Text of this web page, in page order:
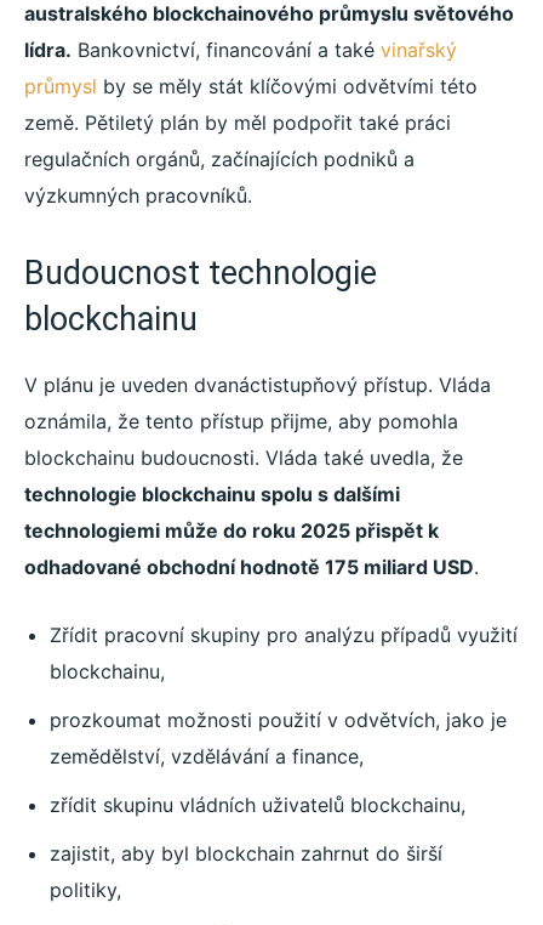
australského blockchainového průmyslu světového
lídra. Bankovnictví, financování a také vinařský
průmysl by se měly stát klíčovými odvětvími této
země. Pětiletý plán by měl podpořit také práci
regulačních orgánů, začínajících podniků a
výzkumných pracovníků.
Budoucnost technologie
blockchainu
V plánu je uveden dvanáctistupňový přístup. Vláda
oznámila, že tento přístup přijme, aby pomohla
blockchainu budoucnosti. Vláda také uvedla, že
technologie blockchainu spolu s dalšími
technologiemi může do roku 2025 přispět k
odhadované obchodní hodnotě 175 miliard USD.
Zřídit pracovní skupiny pro analýzu případů využití
blockchainu,
prozkoumat možnosti použití v odvětvích, jako je
zemědělství, vzdělávání a finance,
zřídit skupinu vládních uživatelů blockchainu,
zajistit, aby byl blockchain zahrnut do širší
politiky,